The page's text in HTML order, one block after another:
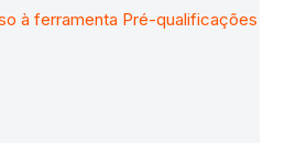
à ferramenta Pré-qualificações